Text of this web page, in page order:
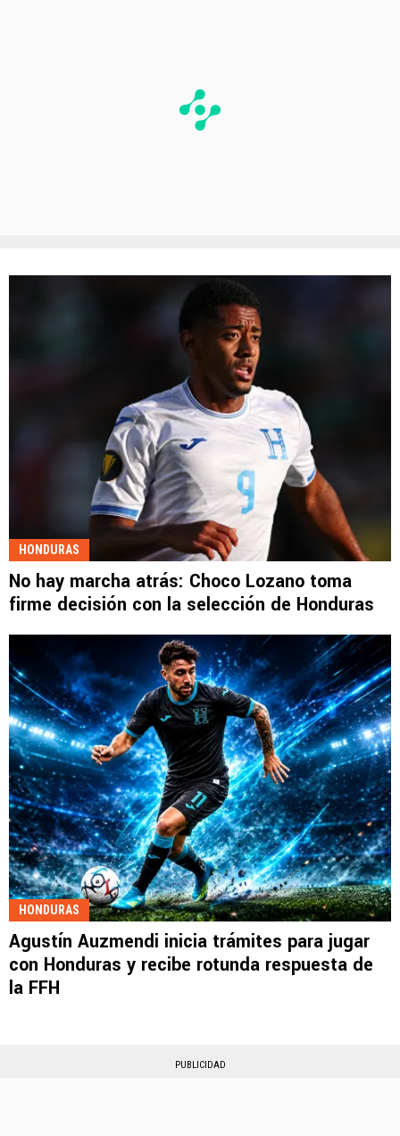
HONDURAS
No hay marcha atrás: Choco Lozano toma
firme decisión con la selección de Honduras
HONDURAS
Agustín Auzmendi inicia trámites para jugar
con Honduras y recibe rotunda respuesta de
la FFH
PUBLICIDAD